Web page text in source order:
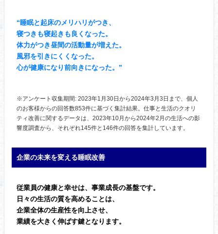
“睡眠と起床のメリハリがつき、
寝つきも寝起きも良くなった。
体力がつき昼間の活動量が増えた。
風邪を引きにくくなった。
心が健康になり前向きになった。”
※アンケート収集期間: 2023年1月30日から2024年3月3日まで、個人
のお客様からの回答数853件に基づく集計結果。仕事と生活のクオリ
ティ改善に関するデータは、2023年10月から2024年2月の生活への影
響度調査から、それぞれ145件と146件の回答を集計しています。
企業の未来を変える睡眠改善
従業員の健康と幸せは、事業成長の基盤です。
日々の生活の質を高めることは、
企業全体の生産性を向上させ、
業績を大きく伸ばす鍵となります。